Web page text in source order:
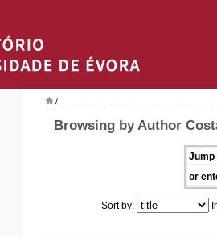
/
Browsing by Author
Jump
or
Sort by: